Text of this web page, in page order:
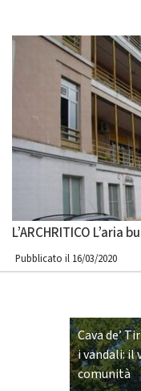
L’ARCHRITICO L’aria
Pubblicato il 16/03/2020
Cava de’
i vandali: il
comunità